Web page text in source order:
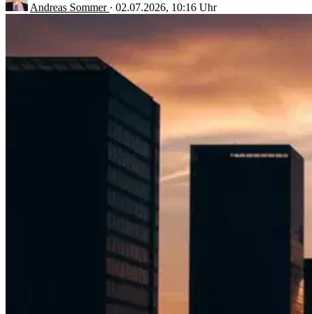
Andreas Sommer · 02.07.2026, 10:16 Uhr